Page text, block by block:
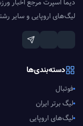
دیما اسپرت مرجع اخبار
لیگ‌های اروپایی و سایر
دسته‌بندی‌ها
فوتبال
لیگ برتر ایران
لیگ‌های اروپایی